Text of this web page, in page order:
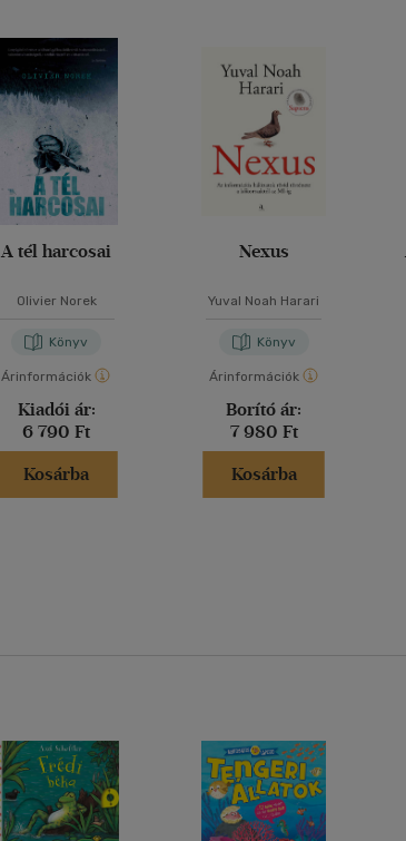
A tél harcosai
Olivier Norek
Könyv
Árinformációk
Kiadói ár:
6 790 Ft
Kosárba
Nexus
Yuval Noah Harari
Könyv
Árinformációk
Borító ár:
7 980 Ft
Kosárba